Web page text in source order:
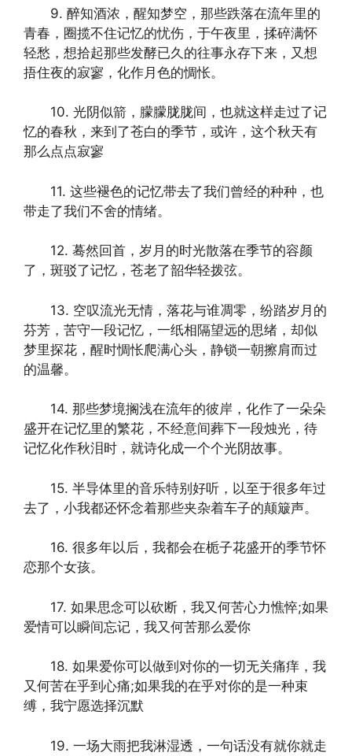
9. 醉知酒浓，醒知梦空，那些跌落在流年里的
青春，圈揽不住记忆的忧伤，于午夜里，揉碎满怀
轻愁，想拾起那些发酵已久的往事永存下来，又想
捂住夜的寂寥，化作月色的惆怅。
10. 光阴似箭，朦朦胧胧间，也就这样走过了记
忆的春秋，来到了苍白的季节，或许，这个秋天有
那么点点寂寥
11. 这些褪色的记忆带去了我们曾经的种种，也
带走了我们不舍的情绪。
12. 蓦然回首，岁月的时光散落在季节的容颜
了，斑驳了记忆，苍老了韶华轻拨弦。
13. 空叹流光无情，落花与谁凋零，纷踏岁月的
芬芳，苦守一段记忆，一纸相隔望远的思绪，却似
梦里探花，醒时惆怅爬满心头，静锁一朝擦肩而过
的温馨。
14. 那些梦境搁浅在流年的彼岸，化作了一朵朵
盛开在记忆里的繁花，不经意间葬下一段烛光，待
记忆化作秋泪时，就诗化成一个个光阴故事。
15. 半导体里的音乐特别好听，以至于很多年过
去了，小我都还怀念着那些夹杂着车子的颠簸声。
16. 很多年以后，我都会在栀子花盛开的季节怀
恋那个女孩。
17. 如果思念可以砍断，我又何苦心力憔悴;如果
爱情可以瞬间忘记，我又何苦那么爱你
18. 如果爱你可以做到对你的一切无关痛痒，我
又何苦在乎到心痛;如果我的在乎对你的是一种束
缚，我宁愿选择沉默
19. 一场大雨把我淋湿透，一句话没有就你就走